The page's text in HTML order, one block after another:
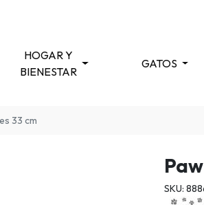
HOGAR Y
BIENESTAR
GATOS
33 cm
SKU: